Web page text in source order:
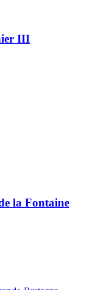
III
la Fontaine